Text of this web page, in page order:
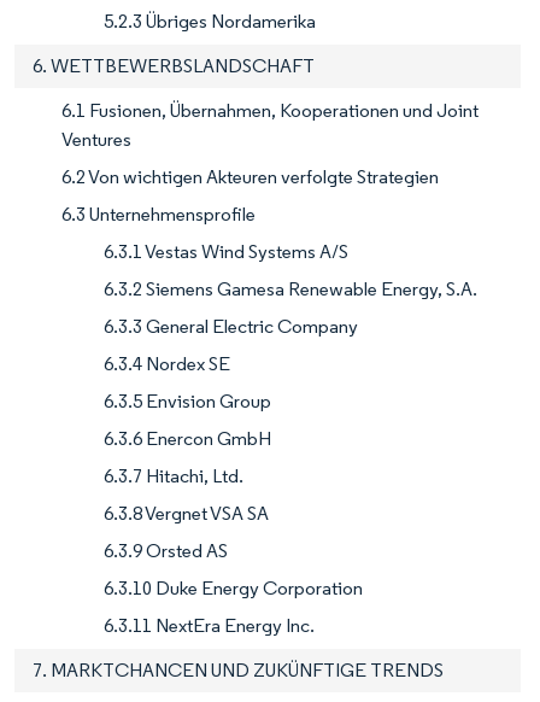
5.2.3 Übriges Nordamerika
6. WETTBEWERBSLANDSCHAFT
6.1 Fusionen, Übernahmen, Kooperationen und Joint
Ventures
6.2 Von wichtigen Akteuren verfolgte Strategien
6.3 Unternehmensprofile
6.3.1 Vestas Wind Systems A/S
6.3.2 Siemens Gamesa Renewable Energy, S.A.
6.3.3 General Electric Company
6.3.4 Nordex SE
6.3.5 Envision Group
6.3.6 Enercon GmbH
6.3.7 Hitachi, Ltd.
6.3.8 Vergnet VSA SA
6.3.9 Orsted AS
6.3.10 Duke Energy Corporation
6.3.11 NextEra Energy Inc.
7. MARKTCHANCEN UND ZUKÜNFTIGE TRENDS